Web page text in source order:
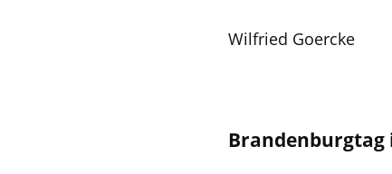
Wilfried Goercke
Brandenburgtag